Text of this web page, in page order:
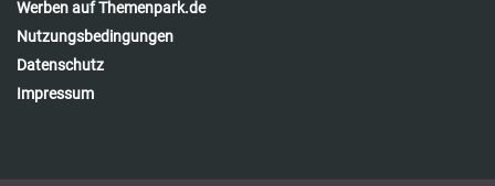
Werben auf Themenpark.de
Nutzungsbedingungen
Datenschutz
Impressum